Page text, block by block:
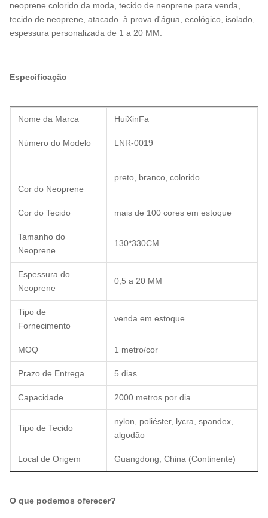
neoprene colorido da moda, tecido de neoprene para venda,
tecido de neoprene, atacado. à prova d'água, ecológico, isolado,
espessura personalizada de 1 a 20 MM.
Especificação
Nome da Marca HuiXinFa
Número do Modelo LNR-0019
Cor do Neoprene
preto, branco, colorido
Cor do Tecido mais de 100 cores em estoque
Tamanho do
Neoprene
130*330CM
Espessura do
Neoprene
0,5 a 20 MM
Tipo de
Fornecimento
venda em estoque
MOQ 1 metro/cor
Prazo de Entrega 5 dias
Capacidade 2000 metros por dia
Tipo de Tecido
nylon, poliéster, lycra, spandex,
algodão
Local de Origem Guangdong, China (Continente)
O que podemos oferecer?